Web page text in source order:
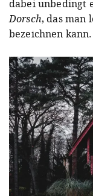
dabei unbedingt
Dorsch, das man
bezeichnen kann.